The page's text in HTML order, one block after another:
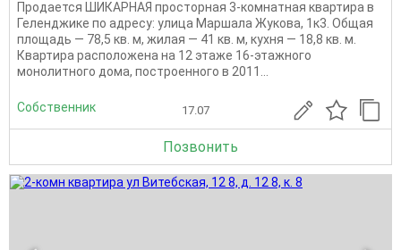
Продается ШИКАРНАЯ просторная 3-комнатная квартира в
Геленджике по адресу: улица Маршала Жукова, 1к3. Общая
площадь — 78,5 кв. м, жилая — 41 кв. м, кухня — 18,8 кв. м.
Квартира расположена на 12 этаже 16-этажного
монолитного дома, построенного в 2011...
Собственник 17.07
Позвонить